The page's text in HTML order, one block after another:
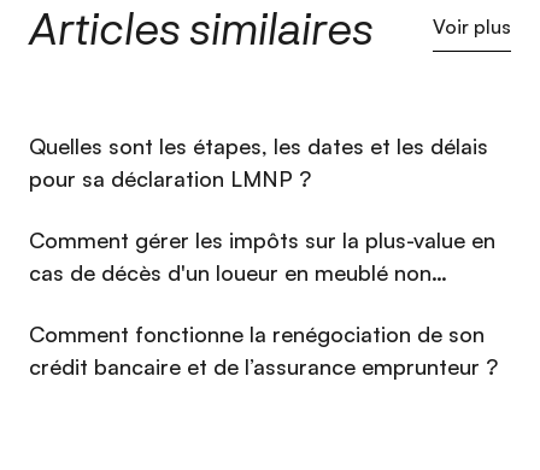
a structuré de zéro la machine commerciale : équipe de
vente, process et cadences, mais aussi un réseau de
l'IA au cœur de sa méthode, il transforme chaque échange en
un parcours simple et fluide pour les propriétaires bailleurs.
Passionné de photographie, fidèle à son premier métier, et
conviction simple : bien vendre, c'est d'abord bien expliquer
— transformer une fiscalité réputée complexe en décision
Articles similaires Voir plus
⁠Quelles sont les étapes, les dates et les délais
pour sa déclaration LMNP ?
Comment gérer les impôts sur la plus-value en
cas de décès d'un loueur en meublé non
Comment fonctionne la renégociation de son
crédit bancaire et de l’assurance emprunteur ?